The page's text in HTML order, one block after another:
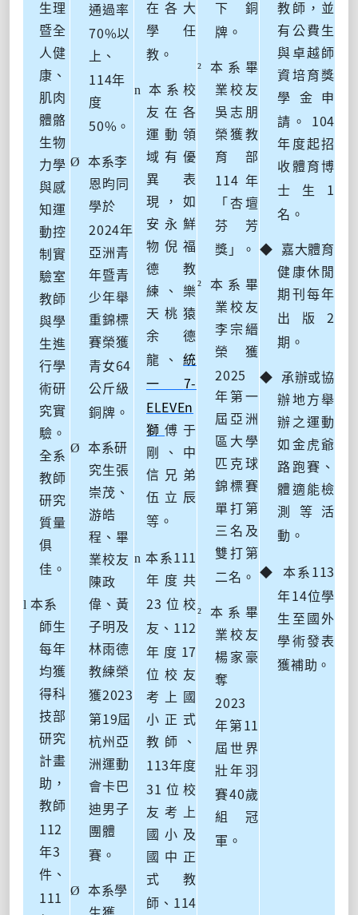
生理
暨全
人健
康、
肌肉
體骼
生物
力學
與感
知運
動控
制實
驗室
教師
與學
生進
行學
術研
究實
驗。
全系
教師
研究
質量
俱
佳。
l 本系
師生
每年
均獲
得科
技部
研究
計畫
助，
教師
112
年3
件、
111
通過率
70%以
上 、
114年
度
50% 。
Ø
本系李
恩昀同
學於
2024年
亞洲青
年暨青
少年舉
重錦標
賽榮獲
青女64
公斤級
銅牌。
Ø
本系研
究生張
崇茂、
游皓
程、畢
業校友
陳政
偉、黃
子明及
林雨德
教練榮
獲2023
第19屆
杭州亞
洲運動
會卡巴
迪男子
團體
賽。
Ø
本系學
在各大
學任
教。
n
本系校
友在各
運動領
域有優
異表
現，如
安永鮮
物倪福
德教
練、樂
天桃猿
余德
龍、統
一 7-
ELEVEn
獅傅于
剛、中
信兄弟
伍立辰
等。
n 本系111
年度共
23 位校
友、 112
年度 17
位校友
考上國
小正式
教師、
113年度
31 位校
友考上
國小及
國中正
式教
師、 114
下銅
牌。
²
本系畢
業校友
吳志朋
榮獲教
育部
114 年
「杏壇
芬芳
獎」。
²
本系畢
業校友
李宗縉
榮獲
2025
年第一
屆亞洲
區大學
匹克球
錦標賽
單打第
三名及
雙打第
二名。
²
本系畢
業校友
楊家豪
奪
2023
年第 11
屆世界
壯年羽
賽40歲
組冠
軍。
教師，並
有公費生
與卓越師
資培育獎
學金申
請。
104
年度起招
收體育博
士生 1
名。
◆
嘉大體育
健康休閒
期刊每年
出版2
期。
◆
承辦或協
辦地方舉
辦之運動
如金虎爺
路跑賽、
體適能檢
測等活
動。
◆ 本系 113
年14位學
生至國外
學術發表
獲補助。